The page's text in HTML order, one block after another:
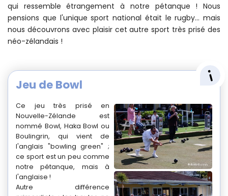
qui ressemble étrangement à notre pétanque ! Nous
pensions que l'unique sport national était le rugby... mais
nous découvrons avec plaisir cet autre sport très prisé des
néo-zélandais !
Jeu de Bowl
Ce jeu très prisé en
Nouvelle-Zélande est
nommé Bowl, Haka Bowl ou
Boulingrin, qui vient de
l'anglais "bowling green" ;
ce sport est un peu comme
notre pétanque, mais à
l'anglaise !
Autre différence